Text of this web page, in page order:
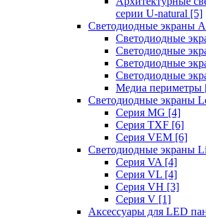
серии U-natural [5]
Светодиодные экраны
Светодиодные
Светодиодные
Светодиодные
Светодиодные
Медиа периметры
Светодиодные экраны
Серия MG [4]
Серия TXF [6]
Серия VEM [6]
Светодиодные экраны
Серия VA [4]
Серия VL [4]
Серия VH [3]
Серия V [1]
Аксессуары для LED